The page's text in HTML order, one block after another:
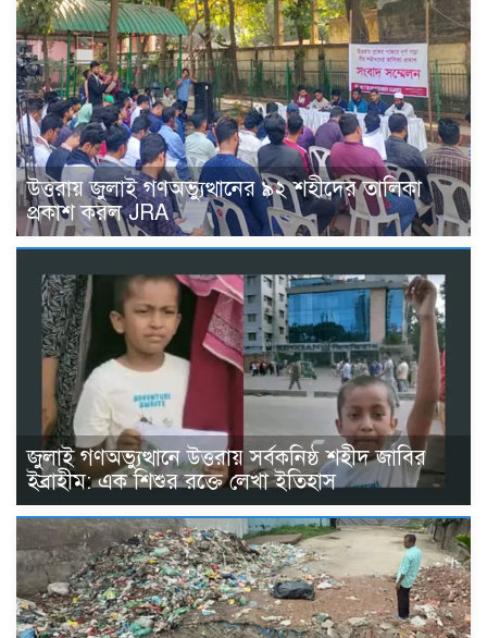
উত্তরায় জুলাই গণঅভ্যুত্থানের ৯২ শহীদের তালিকা
প্রকাশ করল JRA
জুলাই গণঅভ্যুত্থানে উত্তরায় সর্বকনিষ্ঠ শহীদ জাবির
ইব্রাহীম: এক শিশুর রক্তে লেখা ইতিহাস